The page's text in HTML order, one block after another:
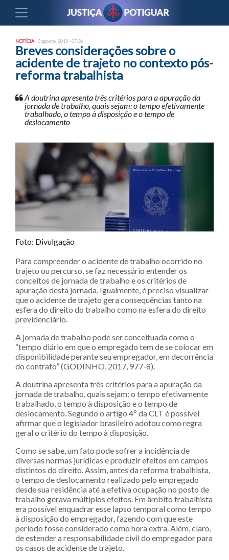
NOTÍCIA | 3 agosto, 2019 - 07:36
Breves considerações sobre o
acidente de trajeto no contexto pós-
reforma trabalhista
A doutrina apresenta três critérios para a apuração da
jornada de trabalho, quais sejam: o tempo efetivamente
trabalhado, o tempo à disposição e o tempo de
deslocamento
Foto: Divulgação
Para compreender o acidente de trabalho ocorrido no
trajeto ou percurso, se faz necessário entender os
conceitos de jornada de trabalho e os critérios de
apuração desta jornada. Igualmente, é preciso visualizar
que o acidente de trajeto gera consequências tanto na
esfera do direito do trabalho como na esfera do direito
previdenciário.
A jornada de trabalho pode ser conceituada como o
“tempo diário em que o empregado tem de se colocar em
disponibilidade perante seu empregador, em decorrência
do contrato” (GODINHO, 2017, 977-8).
A doutrina apresenta três critérios para a apuração da
jornada de trabalho, quais sejam: o tempo efetivamente
trabalhado, o tempo à disposição e o tempo de
deslocamento. Segundo o artigo 4º da CLT é possível
afirmar que o legislador brasileiro adotou como regra
geral o critério do tempo à disposição.
Como se sabe, um fato pode sofrer a incidência de
diversas normas jurídicas e produzir efeitos em campos
distintos do direito. Assim, antes da reforma trabalhista,
o tempo de deslocamento realizado pelo empregado
desde sua residência até a efetiva ocupação no posto de
trabalho gerava múltiplos efeitos. Em âmbito trabalhista
era possível enquadrar esse lapso temporal como tempo
à disposição do empregador, fazendo com que este
período fosse considerado como hora extra. Além, claro,
de estender a responsabilidade civil do empregador para
os casos de acidente de trajeto.